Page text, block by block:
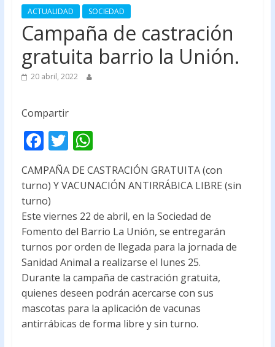
ACTUALIDAD SOCIEDAD
Campaña de castración
gratuita barrio la Unión.
20 abril, 2022
Compartir
F
ac
e
b
o
o
k
T
w
itt
W
h
at
A
p
p
CAMPAÑA DE CASTRACIÓN GRATUITA (con
turno) Y VACUNACIÓN ANTIRRÁBICA LIBRE (sin
turno)
Este viernes 22 de abril, en la Sociedad de
Fomento del Barrio La Unión, se entregarán
turnos por orden de llegada para la jornada de
Sanidad Animal a realizarse el lunes 25.
Durante la campaña de castración gratuita,
quienes deseen podrán acercarse con sus
mascotas para la aplicación de vacunas
antirrábicas de forma libre y sin turno.